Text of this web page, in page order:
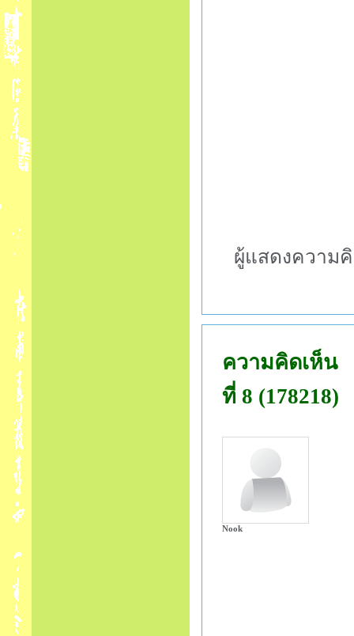
ผู้แสดงความ
ความคิดเห็น
ที่ 8 (178218)
Nook